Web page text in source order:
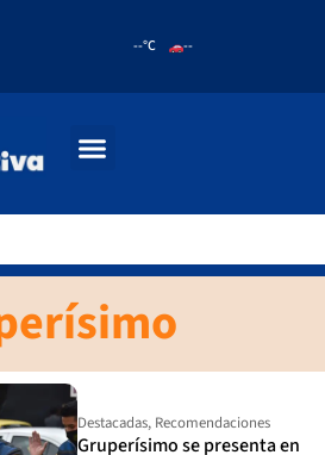
--°C --
Destacadas, Recomendaciones
Gruperísimo se presenta en